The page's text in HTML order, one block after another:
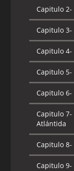
Capitulo 2-
Capitulo 3-
Capitulo 4-
Capitulo 5-
Capitulo 6-
Capitulo 7-
Atlántida
Capitulo 8-
Capitulo 9-